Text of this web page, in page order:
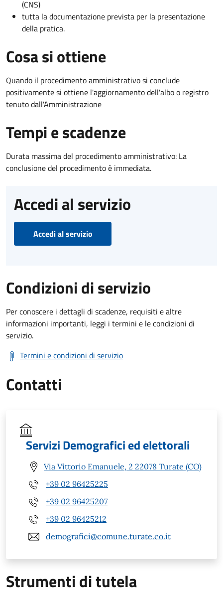
(CNS)
tutta la documentazione prevista per la presentazione
della pratica.
Cosa si ottiene
Quando il procedimento amministrativo si conclude
positivamente si ottiene l'aggiornamento dell'albo o registro
tenuto dall'Amministrazione
Tempi e scadenze
Durata massima del procedimento amministrativo: La
conclusione del procedimento è immediata.
Accedi al servizio
Accedi al servizio
Condizioni di servizio
Per conoscere i dettagli di scadenze, requisiti e altre
informazioni importanti, leggi i termini e le condizioni di
servizio.
Termini e condizioni di servizio
Contatti
Servizi Demografici ed elettorali
Via Vittorio Emanuele, 2 22078 Turate (CO)
+39 02 96425225
+39 02 96425207
+39 02 96425212
demografici@comune.turate.co.it
Strumenti di tutela